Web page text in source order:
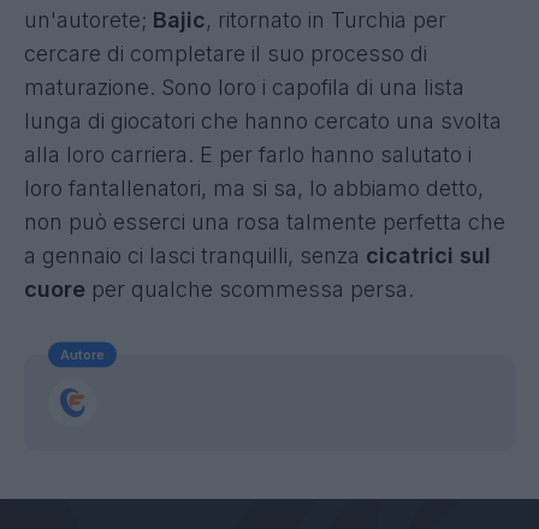
un'autorete; Bajic, ritornato in Turchia per
cercare di completare il suo processo di
maturazione. Sono loro i capofila di una lista
lunga di giocatori che hanno cercato una svolta
alla loro carriera. E per farlo hanno salutato i
loro fantallenatori, ma si sa, lo abbiamo detto,
non può esserci una rosa talmente perfetta che
a gennaio ci lasci tranquilli, senza cicatrici sul
cuore per qualche scommessa persa.
Autore